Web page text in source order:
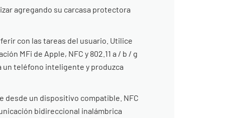
agregando su carcasa protectora
con las tareas del usuario. Utilice
MFi de Apple, NFC y 802.11 a / b / g
un teléfono inteligente y produzca
desde un dispositivo compatible. NFC
bidireccional inalámbrica